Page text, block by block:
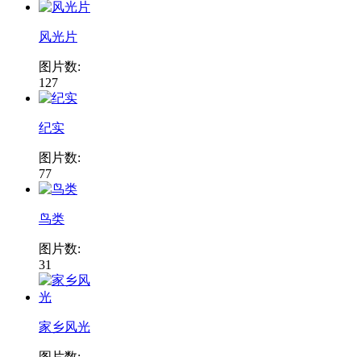
风光片
图片数:
127
纪实
图片数:
77
鸟类
图片数:
31
家乡风光